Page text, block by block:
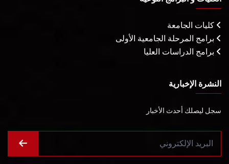
كليات الجامعة
برامج المرحلة الجامعية الأولى
برامج الدراسات العليا
النشرة الإخبارية
سجل ليصلك أحدث الأخبار